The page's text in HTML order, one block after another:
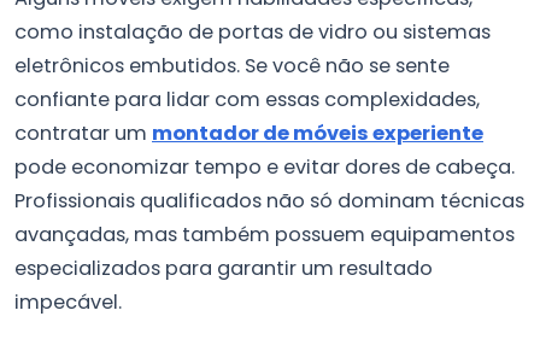
como instalação de portas de vidro ou sistemas
eletrônicos embutidos. Se você não se sente
confiante para lidar com essas complexidades,
contratar um montador de móveis experiente
pode economizar tempo e evitar dores de cabeça.
Profissionais qualificados não só dominam técnicas
avançadas, mas também possuem equipamentos
especializados para garantir um resultado
impecável.